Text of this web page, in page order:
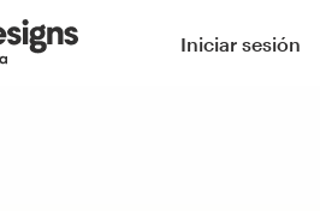
Iniciar sesión